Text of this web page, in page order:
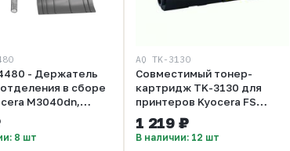
- Держатель
в сборе
M3040dn,
M3540idn,
FS-2100DN, FS-
FS-4200DN, FS-
8 шт
AQ TK-3130
Совместимый тонер-
картридж TK-3130 для
принтеров Kyocera FS
4200DN, 4300DN.
1 219 ₽
В наличии: 12 шт